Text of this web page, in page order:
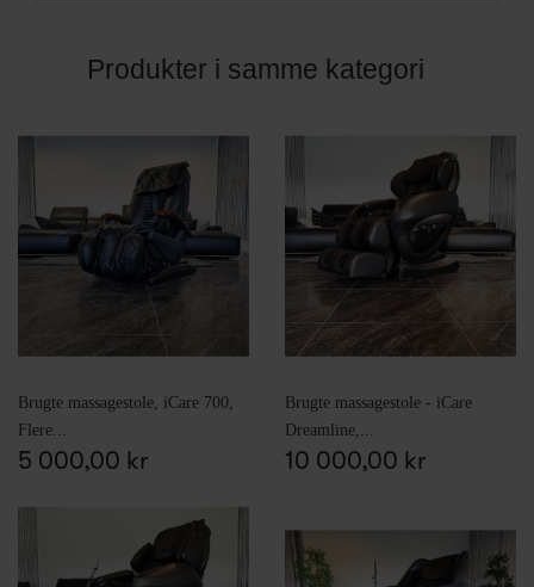
Produkter i samme kategori
Brugte massagestole, iCare 700,
Flere...
5 000,00 kr
Brugte massagestole - iCare
Dreamline,...
10 000,00 kr